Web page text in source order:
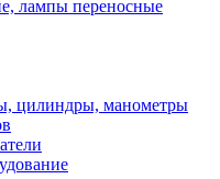
лампы переносные
цилиндры, манометры